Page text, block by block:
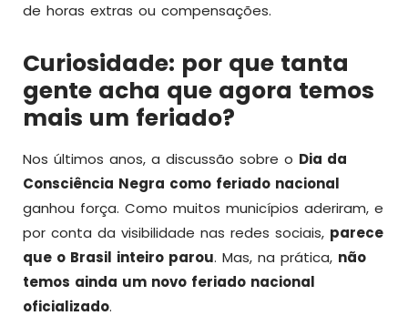
de horas extras ou compensações.
Curiosidade: por que tanta
gente acha que agora temos
mais um feriado?
Nos últimos anos, a discussão sobre o Dia da
Consciência Negra como feriado nacional
ganhou força. Como muitos municípios aderiram, e
por conta da visibilidade nas redes sociais, parece
que o Brasil inteiro parou. Mas, na prática, não
temos ainda um novo feriado nacional
oficializado.